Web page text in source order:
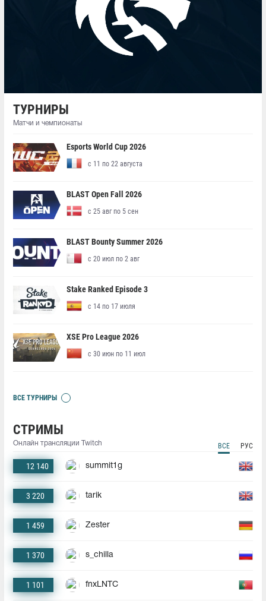
ТУРНИРЫ
Матчи и чемпионаты
Esports World Cup 2026
с 11 по 22 августа
BLAST Open Fall 2026
с 25 авг по 5 сен
BLAST Bounty Summer 2026
с 20 июл по 2 авг
Stake Ranked Episode 3
с 14 по 17 июля
XSE Pro League 2026
с 30 июн по 11 июл
ВСЕ ТУРНИРЫ
СТРИМЫ
Онлайн трансляции Twitch ВСЕ РУС
12 140 summit1g
3 220 tarik
1 459 Zester
1 370 s_chilla
1 101 fnxLNTC